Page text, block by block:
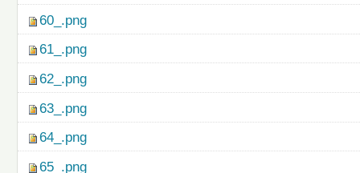
60_.png
61_.png
62_.png
63_.png
64_.png
65_.png